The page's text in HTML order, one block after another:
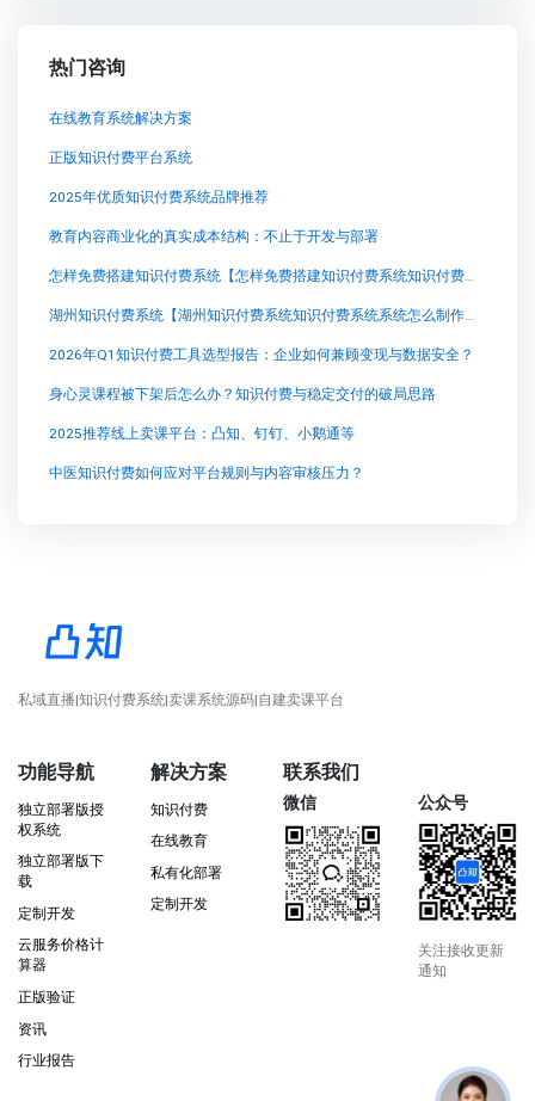
热门咨询
在线教育系统解决方案
正版知识付费平台系统
2025年优质知识付费系统品牌推荐
教育内容商业化的真实成本结构：不止于开发与部署
怎样免费搭建知识付费系统【怎样免费搭建知识付费系统知识付费系统系统怎么制作，知识付费系统搭建使用教程】
湖州知识付费系统【湖州知识付费系统知识付费系统系统怎么制作，知识付费系统搭建使用教程】
2026年Q1知识付费工具选型报告：企业如何兼顾变现与数据安全？
身心灵课程被下架后怎么办？知识付费与稳定交付的破局思路
2025推荐线上卖课平台：凸知、钉钉、小鹅通等
中医知识付费如何应对平台规则与内容审核压力？
私域直播|知识付费系统|卖课系统源码|自建卖课平台
功能导航
独立部署版授
权系统
独立部署版下
载
定制开发
云服务价格计
算器
正版验证
资讯
行业报告
解决方案
知识付费
在线教育
私有化部署
定制开发
联系我们
微信 公众号
关注接收更新
通知